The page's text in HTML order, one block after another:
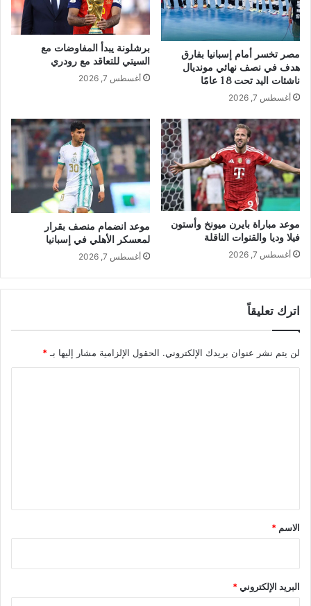
مصر تخسر أمام إسبانيا بفارق
هدف في نصف نهائي مونديال
ناشئات اليد تحت 18 عامًا
أغسطس 7, 2026
برشلونة يبدأ المفاوضات مع
السيتي للتعاقد مع رودري
أغسطس 7, 2026
موعد مباراة بايرن ميونخ وأستون
فيلا وديا والقنوات الناقلة
أغسطس 7, 2026
موعد انضمام منصف بقرار
لمعسكر الأهلي في إسبانيا
أغسطس 7, 2026
اترك تعليقاً
لن يتم نشر عنوان بريدك الإلكتروني. الحقول الإلزامية مشار إليها بـ *
*
الاسم *
البريد الإلكتروني*